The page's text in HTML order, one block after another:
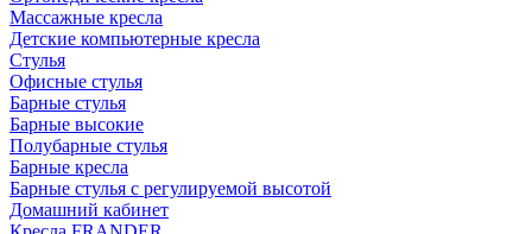
Массажные кресла
Детские компьютерные кресла
Стулья
Офисные стулья
Барные стулья
Барные высокие
Полубарные стулья
Барные кресла
Барные стулья с регулируемой высотой
Домашний кабинет